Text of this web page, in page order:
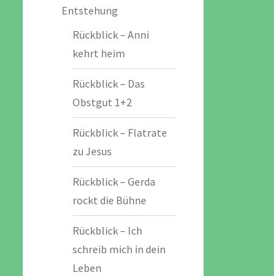
Entstehung
Rückblick – Anni
kehrt heim
Rückblick – Das
Obstgut 1+2
Rückblick – Flatrate
zu Jesus
Rückblick – Gerda
rockt die Bühne
Rückblick – Ich
schreib mich in dein
Leben